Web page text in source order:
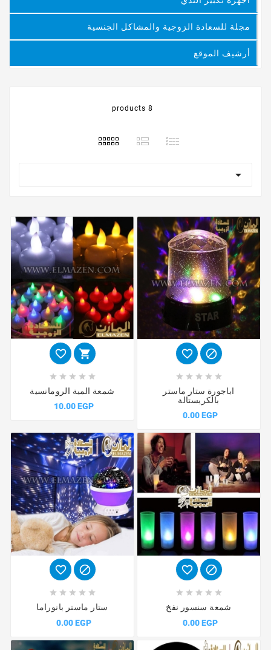
مجلة للسعادة الزوجية والمشاكل الجنسية
أرشيف الموقع
8 products



    
اباجورة ستار ماستر
بالكريستالة
0.00 EGP


    
شمعة المية الرومانسية
10.00 EGP


    
شمعة سنسور نفخ
0.00 EGP


    
ستار ماستر بانوراما
0.00 EGP